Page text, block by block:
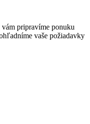
pripravíme ponuku
vaše požiadavky